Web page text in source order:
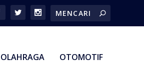
OLAHRAGA OTOMOTIF